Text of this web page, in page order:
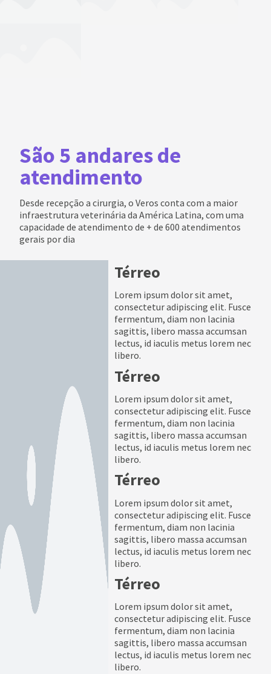
São 5 andares de
atendimento
Desde recepção a cirurgia, o Veros conta com a maior
infraestrutura veterinária da América Latina, com uma
capacidade de atendimento de + de 600 atendimentos
gerais por dia
Térreo
Lorem ipsum dolor sit amet,
consectetur adipiscing elit. Fusce
fermentum, diam non lacinia
sagittis, libero massa accumsan
lectus, id iaculis metus lorem nec
libero.
Térreo
Lorem ipsum dolor sit amet,
consectetur adipiscing elit. Fusce
fermentum, diam non lacinia
sagittis, libero massa accumsan
lectus, id iaculis metus lorem nec
libero.
Térreo
Lorem ipsum dolor sit amet,
consectetur adipiscing elit. Fusce
fermentum, diam non lacinia
sagittis, libero massa accumsan
lectus, id iaculis metus lorem nec
libero.
Térreo
Lorem ipsum dolor sit amet,
consectetur adipiscing elit. Fusce
fermentum, diam non lacinia
sagittis, libero massa accumsan
lectus, id iaculis metus lorem nec
libero.